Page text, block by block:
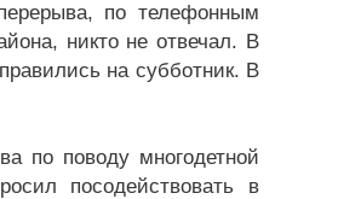
по телефонным
никто не отвечал. В
на субботник. В
по поводу многодетной
посодействовать в